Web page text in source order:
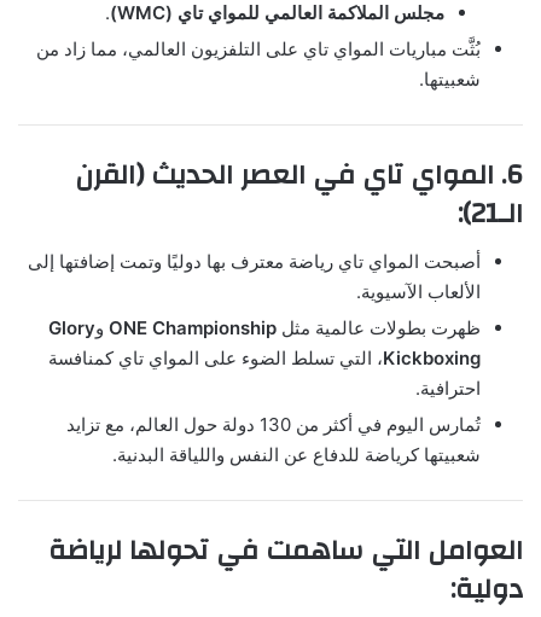
مجلس الملاكمة العالمي للمواي تاي (WMC)
.
بُثَّت مباريات المواي تاي على التلفزيون العالمي، مما زاد من
شعبيتها.
6. المواي تاي في العصر الحديث (القرن
الـ21):
أصبحت المواي تاي رياضة معترف بها دوليًا وتمت إضافتها إلى
الألعاب الآسيوية.
ظهرت بطولات عالمية مثل ONE Championship وGlory
Kickboxing، التي تسلط الضوء على المواي تاي كمنافسة
احترافية.
تُمارس اليوم في أكثر من 130 دولة حول العالم، مع تزايد
شعبيتها كرياضة للدفاع عن النفس واللياقة البدنية.
العوامل التي ساهمت في تحولها لرياضة
دولية: